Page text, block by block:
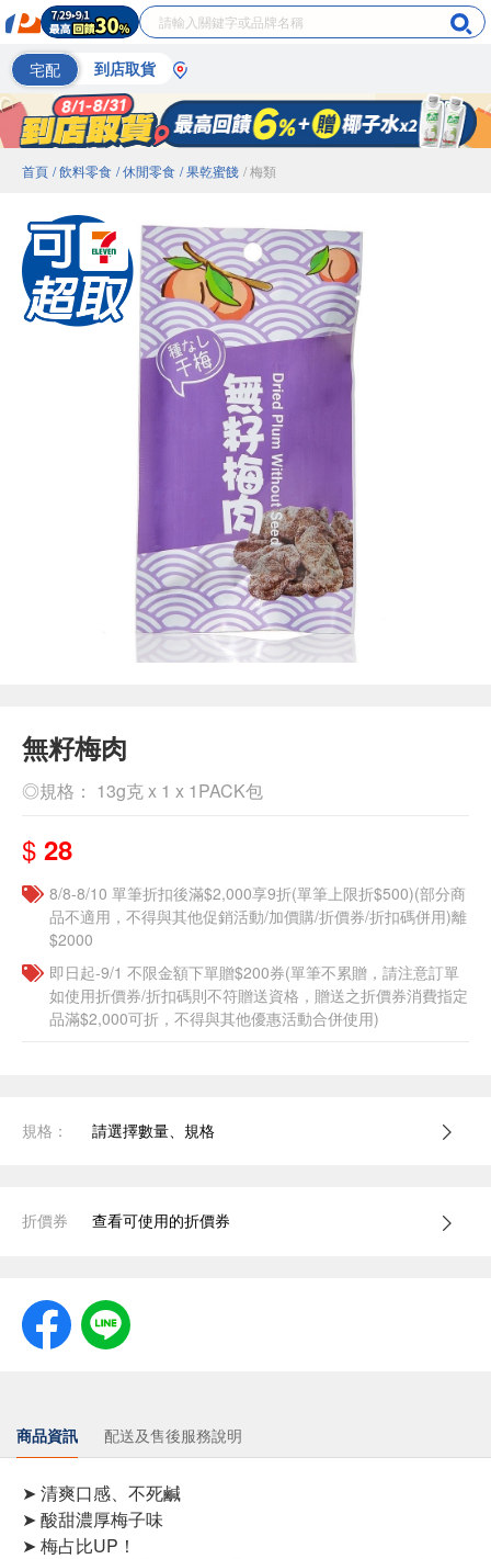
宅配 到店取貨
首頁 / 飲料零食 / 休閒零食 / 果乾蜜餞 / 梅類
無籽梅肉
◎規格： 13g克 x 1 x 1PACK包
$ 28
8/8-8/10 單筆折扣後滿$2,000享9折(單筆上限折$500)(部分商
品不適用，不得與其他促銷活動/加價購/折價券/折扣碼併用)離
$2000
即日起-9/1 不限金額下單贈$200券(單筆不累贈，請注意訂單
如使用折價券/折扣碼則不符贈送資格，贈送之折價券消費指定
品滿$2,000可折，不得與其他優惠活動合併使用)
規格： 請選擇數量、規格
折價券 查看可使用的折價券
商品資訊 配送及售後服務說明
➤ 清爽口感、不死鹹
➤ 酸甜濃厚梅子味
➤ 梅占比UP！